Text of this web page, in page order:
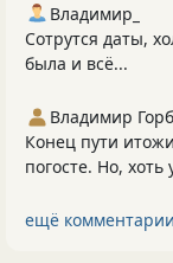
Владимир_
Сотрутся даты,
была и всё...
Владимир
Конец пути
погосте. Но,
ещё